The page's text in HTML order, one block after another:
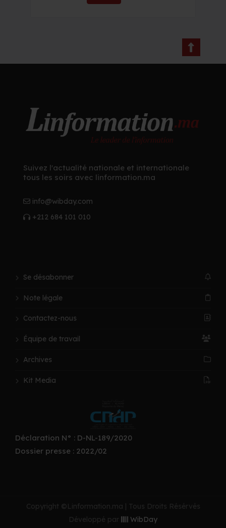
Suivez l'actualité nationale et internationale
tous les soirs avec linformation.ma
info@wibday.com
+212 684 101 010
Se désabonner
Note légale
Contactez-nous
Équipe de travail
Archives
Kit Media
Déclaration N° : D-NL-189/2020
Dossier presse : 2022/02
Copyright ©Linformation.ma | Tous Droits Résérvés
Développé par
WibDay